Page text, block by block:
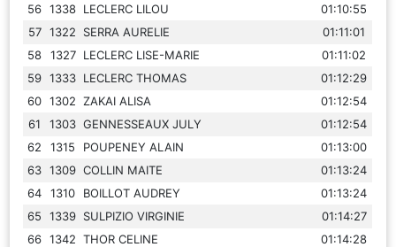
56 1338 LECLERC LILOU
01:10:55
57 1322 SERRA AURELIE
01:11:01
58
1327 LECLERC LISE-MARIE
01:11:02
59 1333 LECLERC THOMAS
01:12:29
60 1302 ZAKAI ALISA
01:12:54
61
1303 GENNESSEAUX JULY
01:12:54
62
1315 POUPENEY ALAIN
01:13:00
63 1309 COLLIN MAITE
01:13:24
64
1310 BOILLOT AUDREY
01:13:24
65
1339 SULPIZIO VIRGINIE
01:14:27
66 1342 THOR CELINE
01:14:28